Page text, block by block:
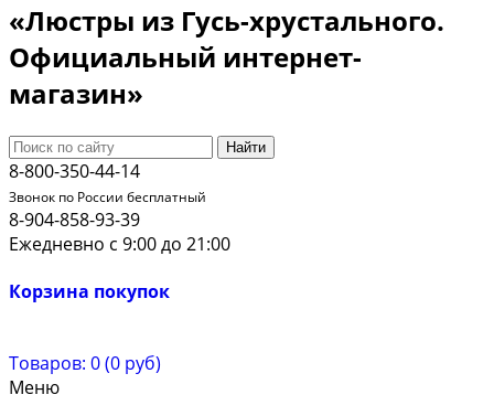
«Люстры из Гусь-хрустального.
Официальный интернет-
магазин»
Найти
8-800-350-44-14
Звонок по России бесплатный
8-904-858-93-39
Ежедневно с 9:00 до 21:00
Корзина покупок
Товаров: 0 (0 руб)
Меню